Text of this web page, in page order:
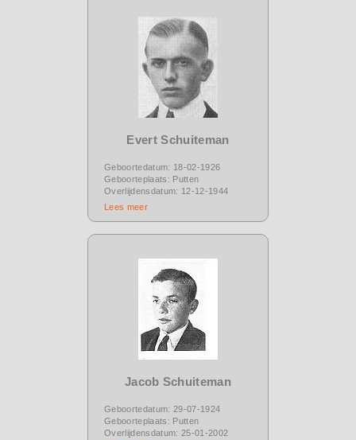
Evert Schuiteman
Geboortedatum: 18-02-1926
Geboorteplaats: Putten
Overlijdensdatum: 12-12-1944
Lees meer
Jacob Schuiteman
Geboortedatum: 29-07-1924
Geboorteplaats: Putten
Overlijdensdatum: 25-01-2002